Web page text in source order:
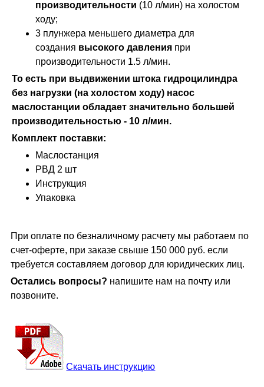
производительности (10 л/мин) на холостом
ходу;
3 плунжера меньшего диаметра для
создания высокого давления при
производительности 1.5 л/мин.
То есть при выдвижении штока гидроцилиндра
без нагрузки (на холостом ходу) насос
маслостанции обладает значительно большей
производительностью - 10 л/мин.
Комплект поставки:
Маслостанция
РВД 2 шт
Инструкция
Упаковка
При оплате по безналичному расчету мы работаем по
счет-оферте, при заказе свыше 150 000 руб. если
требуется составляем договор для юридических лиц.
Остались вопросы? напишите нам на почту или
позвоните.
Скачать инструкцию